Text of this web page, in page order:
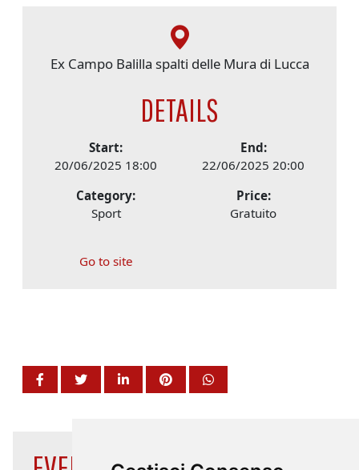
Ex Campo Balilla spalti delle Mura di Lucca
DETAILS
Start:
20/06/2025 18:00
Go to site
End:
22/06/2025 20:00
Category:
Sport
Price:
Gratuito